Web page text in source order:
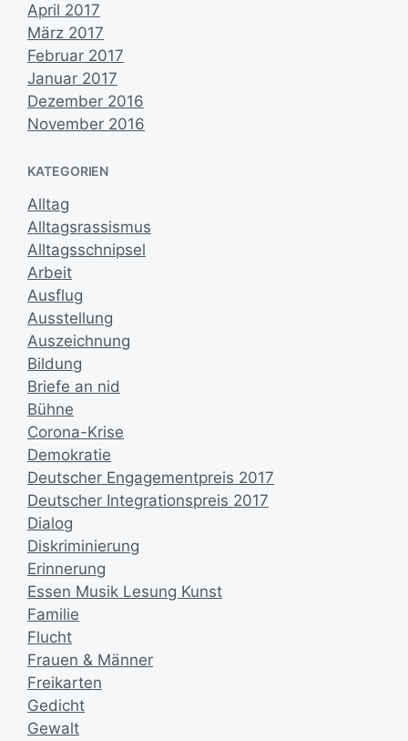
April 2017
März 2017
Februar 2017
Januar 2017
Dezember 2016
November 2016
KATEGORIEN
Alltag
Alltagsrassismus
Alltagsschnipsel
Arbeit
Ausflug
Ausstellung
Auszeichnung
Bildung
Briefe an nid
Bühne
Corona-Krise
Demokratie
Deutscher Engagementpreis 2017
Deutscher Integrationspreis 2017
Dialog
Diskriminierung
Erinnerung
Essen Musik Lesung Kunst
Familie
Flucht
Frauen & Männer
Freikarten
Gedicht
Gewalt